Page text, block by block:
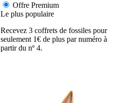
Offre Premium
Le plus populaire
Recevez 3 coffrets de fossiles pour
seulement 1€ de plus par numéro à
partir du nº 4.